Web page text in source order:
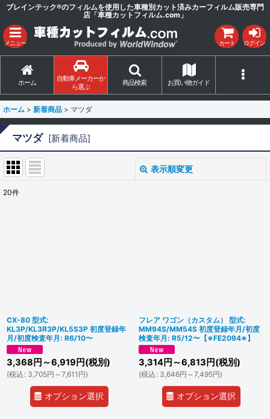
ブレインテック®のフィルムを使用した車種別カット済みカーフィルム販売専門
店「車種カットフィルム.com」
メニュー カート ログイン
ホーム
自動車メーカーか
ら選ぶ
商品検索 お買い物ガイド
ホーム > 新着商品 > マツダ
マツダ [新着商品]
表示順変更
20件
CX-80 型式:
KL3P/KL3R3P/KL5S3P 初度登録年
月/初度検査年月: R6/10〜
3,368 円 ～6,919 円(税別)
(税込 : 3,705円 ～7,611 円)
オプション選択
フレア ワゴン（カスタム） 型式:
MM94S/MM54S 初度登録年月/初度
検査年月: R5/12〜【※FE2094※】
3,314円 ～6,813 円(税別)
(税込 : 3,646円 ～7,495円)
オプション選択